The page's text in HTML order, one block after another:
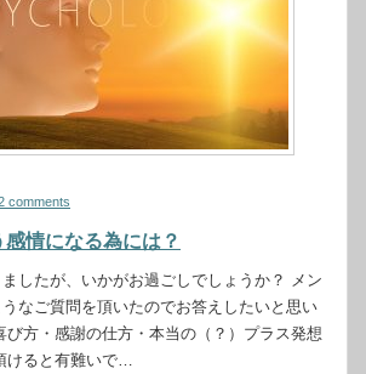
comments
情になる為には？
したが、いかがお過ごしでしょうか？ メン
なご質問を頂いたのでお答えしたいと思い
び方・感謝の仕方・本当の（？）プラス発想
けると有難いで…